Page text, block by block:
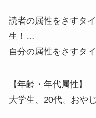
読者の属性をさすタ
生！…
自分の属性をさすタ
【年齢・年代属性】
大学生、20代、おや